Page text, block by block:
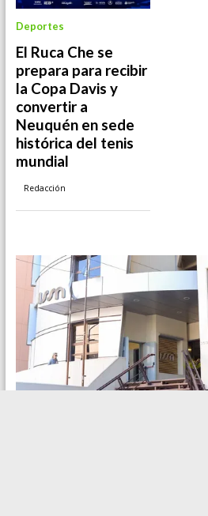
El Ruca Che se
prepara para recibir
la Copa Davis y
convertir a
Neuquén en sede
histórica del tenis
mundial
Redacción
Deportes